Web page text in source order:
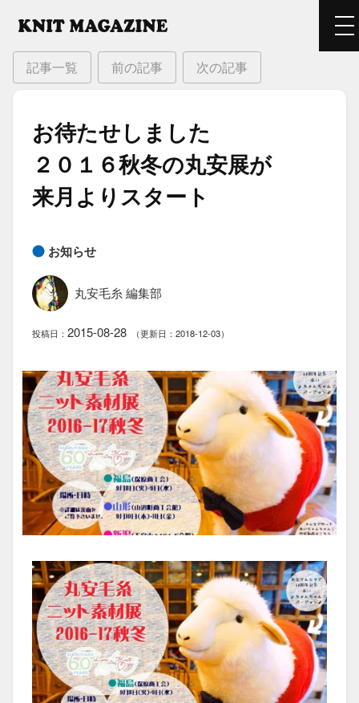
記事一覧 前の記事 次の記事
お待たせしました​
２０１６秋冬の​丸安展が​
来月より​スタート
お知らせ
丸安毛糸 編集部
投稿日： 2015-08-28 （更新日：2018-12-03）